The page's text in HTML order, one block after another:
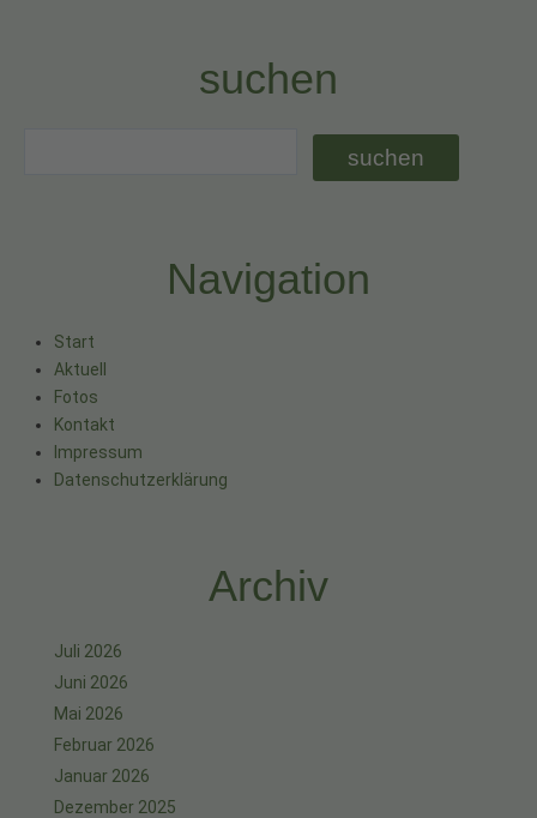
suchen
Navigation
Start
Aktuell
Fotos
Kontakt
Impressum
Datenschutzerklärung
Archiv
Juli 2026
Juni 2026
Mai 2026
Februar 2026
Januar 2026
Dezember 2025